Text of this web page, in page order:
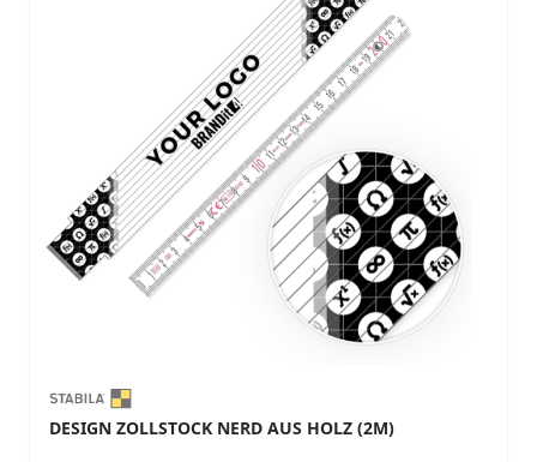
DESIGN ZOLLSTOCK NERD AUS HOLZ (2M)